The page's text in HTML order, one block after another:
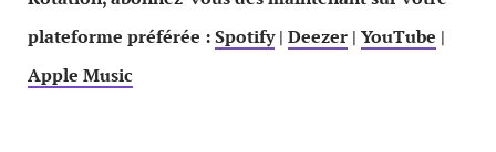
plateforme préférée :Spotify| Deezer | YouTube |
Apple Music